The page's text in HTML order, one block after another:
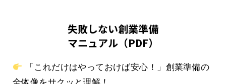
失敗しない創業準備
マニュアル（PDF）
「これだけはやっておけば安心！」創業準備の